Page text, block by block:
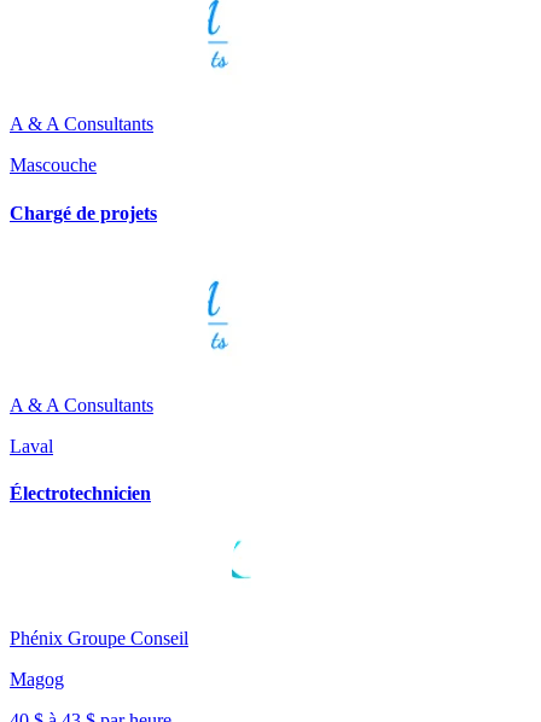
A & A Consultants
Mascouche
Chargé de projets
A & A Consultants
Laval
Électrotechnicien
Phénix Groupe Conseil
Magog